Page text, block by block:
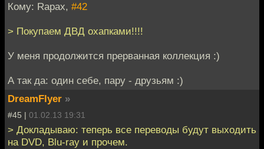
Кому: Rapax, #42
> Покупаем ДВД охапками!!!!
У меня продолжится прерванная коллекция :)
А так да: один себе, пару - друзьям :)
DreamFlyer »
#45 | 01.02.13 19:31
> Докладываю: теперь все переводы будут выходить
на DVD, Blu-ray и прочем.